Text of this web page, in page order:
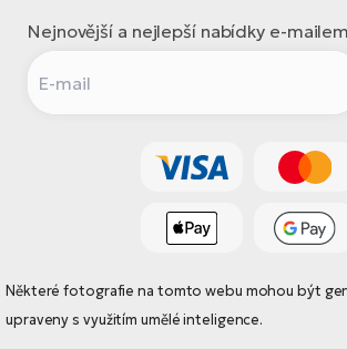
Nejnovější a nejlepší nabídky e-mailem
Některé fotografie na tomto webu mohou být
upraveny s využitím umělé inteligence.